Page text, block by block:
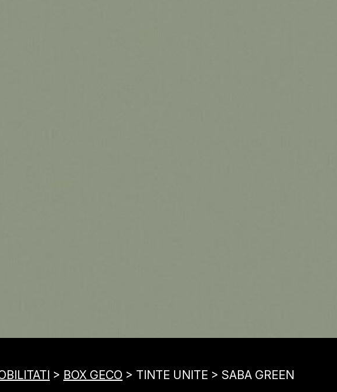
> BOX GECO > TINTE UNITE > SABA GREEN